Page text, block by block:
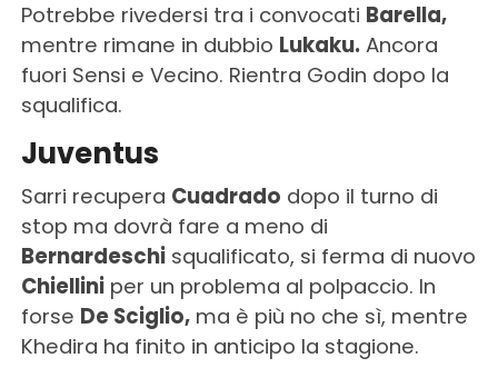
Potrebbe rivedersi tra i convocati Barella,
mentre rimane in dubbio Lukaku. Ancora
fuori Sensi e Vecino. Rientra Godin dopo la
squalifica.
Juventus
Sarri recupera Cuadrado dopo il turno di
stop ma dovrà fare a meno di
Bernardeschisqualificato, si ferma di nuovo
Chielliniper un problema al polpaccio. In
forse De Sciglio,ma è più no che sì, mentre
Khedira ha finito in anticipo la stagione.